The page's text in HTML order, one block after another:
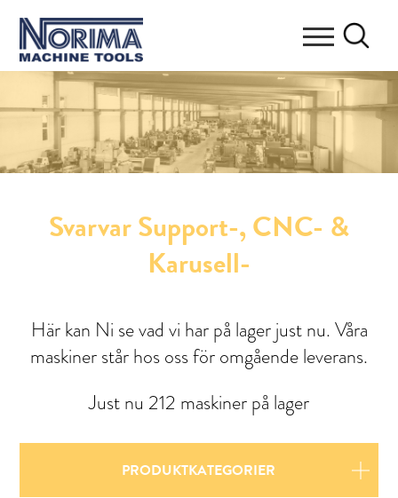
Svarvar Support-, CNC- &
Karusell-
Här kan Ni se vad vi har på lager just nu. Våra
maskiner står hos oss för omgående leverans.
Just nu 212 maskiner på lager
PRODUKTKATEGORIER